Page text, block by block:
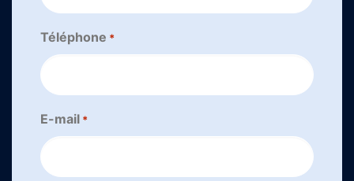
Téléphone *
E-mail *